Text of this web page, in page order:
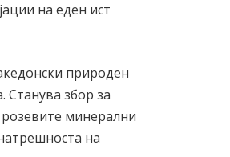
на еден ист
природен
Станува збор за
минерални
на